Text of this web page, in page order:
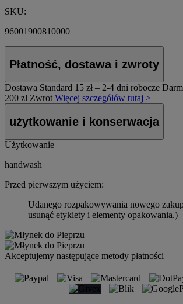
SKU:
96001900810000
Płatność, dostawa i zwroty
Dostawa Standard 15 zł – 2-4 dni robocze
200 zł Zwrot Więcej szczegółów tutaj >
użytkowanie i konserwacja
Użytkowanie
handwash
Przed pierwszym użyciem:
Udanego rozpakowywania nowego
usunąć etykiety i elementy opakowania.)
Akceptujemy następujące metody płatności